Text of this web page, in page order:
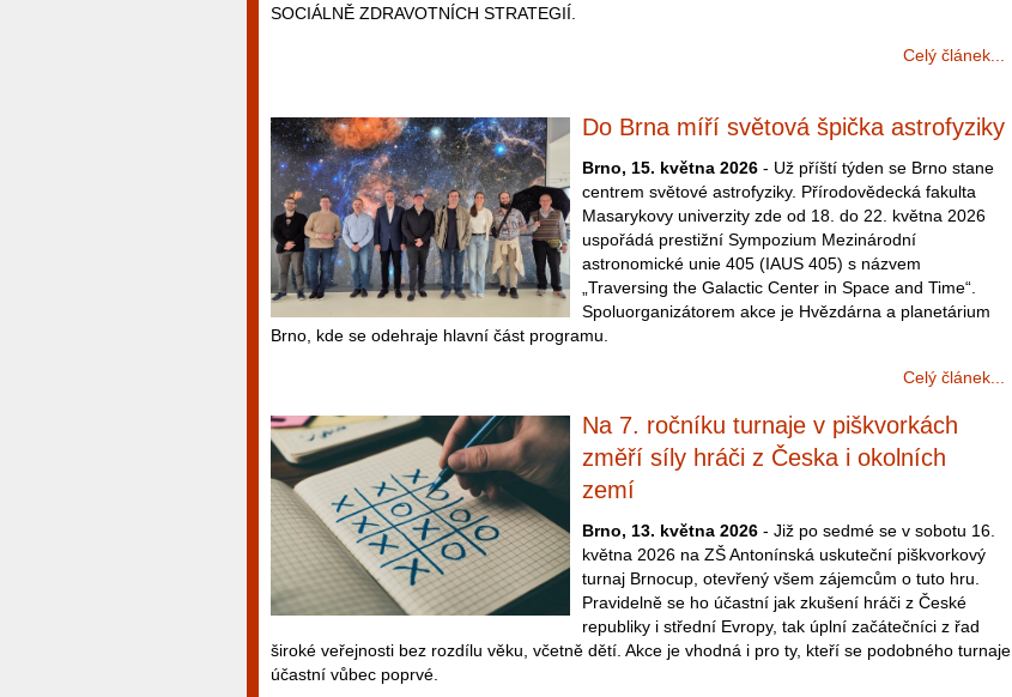
SOCIÁLNĚ ZDRAVOTNÍCH STRATEGIÍ.
Celý článek...
Do Brna míří světová špička astrofyziky
Brno, 15. května 2026 - Už příští týden se Brno stane
centrem světové astrofyziky. Přírodovědecká fakulta
Masarykovy univerzity zde od 18. do 22. května 2026
uspořádá prestižní Sympozium Mezinárodní
astronomické unie 405 (IAUS 405) s názvem
„Traversing the Galactic Center in Space and Time“.
Spoluorganizátorem akce je Hvězdárna a planetárium
Brno, kde se odehraje hlavní část programu.
Celý článek...
Na 7. ročníku turnaje v piškvorkách
změří síly hráči z Česka i okolních
zemí
Brno, 13. května 2026 - Již po sedmé se v sobotu 16.
května 2026 na ZŠ Antonínská uskuteční piškvorkový
turnaj Brnocup, otevřený všem zájemcům o tuto hru.
Pravidelně se ho účastní jak zkušení hráči z České
republiky i střední Evropy, tak úplní začátečníci z řad
široké veřejnosti bez rozdílu věku, včetně dětí. Akce je vhodná i pro ty, kteří se podobného turnaje
účastní vůbec poprvé.